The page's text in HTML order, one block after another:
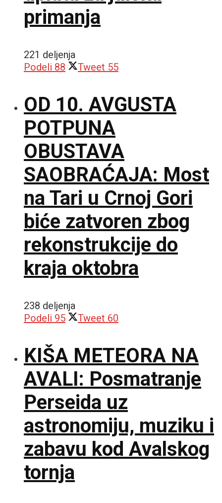
primanja
221 deljenja
Podeli 88 Tweet 55
OD 10. AVGUSTA
POTPUNA
OBUSTAVA
SAOBRAĆAJA: Most
na Tari u Crnoj Gori
biće zatvoren zbog
rekonstrukcije do
kraja oktobra
238 deljenja
Podeli 95 Tweet 60
KIŠA METEORA NA
AVALI: Posmatranje
Perseida uz
astronomiju, muziku i
zabavu kod Avalskog
tornja